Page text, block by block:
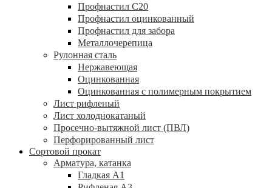
Профнастил С20
Профнастил оцинкованный
Профнастил для забора
Металлочерепица
Рулонная сталь
Нержавеющая
Оцинкованная
Оцинкованная с полимерным покрытием
Лист рифленый
Лист холоднокатаный
Просечно-вытяжной лист (ПВЛ)
Перфорированный лист
Сортовой прокат
Арматура, катанка
Гладкая А1